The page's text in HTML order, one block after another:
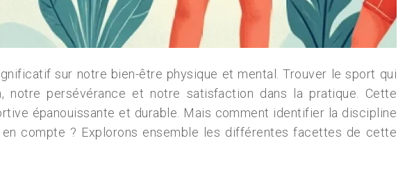
sur notre bien-être physique et mental. Trouver le sport qui
persévérance et notre satisfaction dans la pratique. Cette
épanouissante et durable. Mais comment identifier la discipline
compte ? Explorons ensemble les différentes facettes de cette